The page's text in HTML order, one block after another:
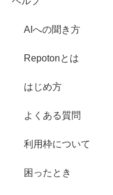
AIへの聞き方
Repotonとは
はじめ方
よくある質問
利用枠について
困ったとき